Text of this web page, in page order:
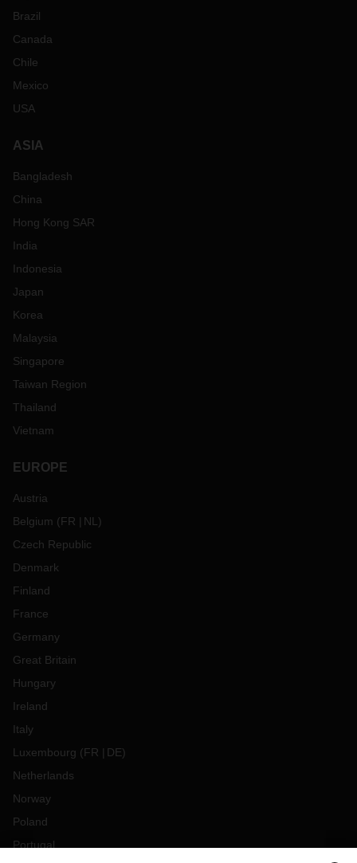
Brazil
Canada
Chile
Mexico
USA
ASIA
Bangladesh
China
Hong Kong SAR
India
Indonesia
Japan
Korea
Malaysia
Singapore
Taiwan Region
Thailand
Vietnam
EUROPE
Austria
Belgium (FR NL )
Czech Republic
Denmark
Finland
France
Germany
Great Britain
Hungary
Ireland
Italy
Luxembourg (FR DE)
Netherlands
Norway
Poland
Portugal